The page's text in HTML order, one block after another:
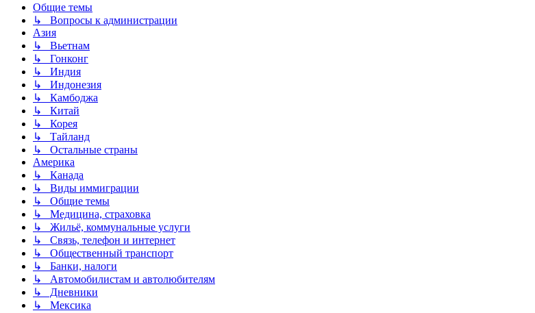
Общие темы
↳ Вопросы к администрации
Азия
↳ Вьетнам
↳ Гонконг
↳ Индия
↳ Индонезия
↳ Камбоджа
↳ Китай
↳ Корея
↳ Тайланд
↳ Остальные страны
Америка
↳ Канада
↳ Виды иммиграции
↳ Общие темы
↳ Медицина, страховка
↳ Жильё, коммунальные услуги
↳ Связь, телефон и интернет
↳ Общественный транспорт
↳ Банки, налоги
↳ Автомобилистам и автолюбителям
↳ Дневники
↳ Мексика